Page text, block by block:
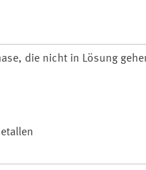
die nicht in Lösung